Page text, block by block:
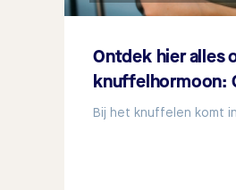
Ontdek hier alles
knuffelhormoon:
Bij het knuffelen komt